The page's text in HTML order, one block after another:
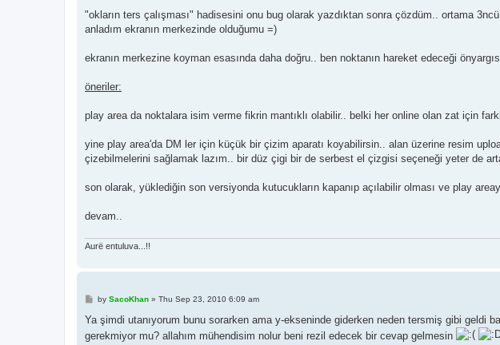
s
"okların ters çalışması" hadisesini onu bug olarak yazdıktan sonra çözdüm.. ortama
anladım ekranın merkezinde olduğumu =)
ekranın merkezine koyman esasında daha doğru.. ben noktanın hareket edeceği
öneriler:
play area da noktalara isim verme fikrin mantıklı olabilir.. belki her online olan zat için
yine play area'da DM ler için küçük bir çizim aparatı koyabilirsin.. alan üzerine resim
çizebilmelerini sağlamak lazım.. bir düz çigi bir de serbest el çizgisi seçeneği yeter de
son olarak, yüklediğin son versiyonda kutucukların kapanıp açılabilir olması ve play
devam..
Aurë entuluva...!!
P
s
by SacoKhan» Thu Sep 23, 2010 6:09 am
Ya şimdi utanıyorum bunu sorarken ama y-ekseninde giderken neden tersmiş gibi geldi
gerekmiyor mu? allahım mühendisim nolur beni rezil edecek bir cevap gelmesin